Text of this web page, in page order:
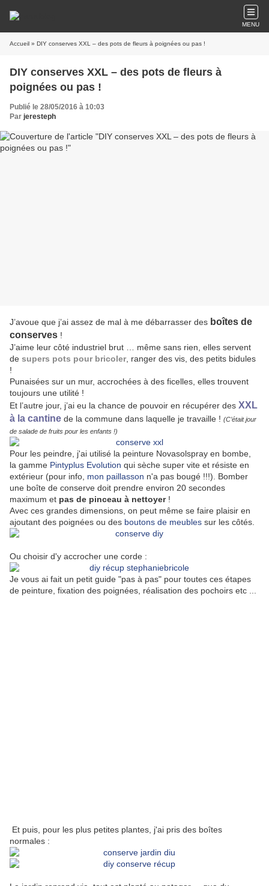
MENU
Accueil » DIY conserves XXL – des pots de fleurs à poignées ou pas !
DIY conserves XXL – des pots de fleurs à
poignées ou pas !
Publié le 28/05/2016 à 10:03
Par jeresteph
J’avoue que j’ai assez de mal à me débarrasser des boîtes de
conserves !
J’aime leur côté industriel brut … même sans rien, elles servent
de supers pots pour bricoler, ranger des vis, des petits bidules
!
Punaisées sur un mur, accrochées à des ficelles, elles trouvent
toujours une utilité !
Et l’autre jour, j’ai eu la chance de pouvoir en récupérer des XXL
à la cantine de la commune dans laquelle je travaille ! (C’était jour
de salade de fruits pour les enfants !)
Pour les peindre, j'ai utilisé la peinture Novasolspray en bombe,
la gamme Pintyplus Evolution qui sèche super vite et résiste en
extérieur (pour info, mon paillasson n'a pas bougé !!!). Bomber
une boîte de conserve doit prendre environ 20 secondes
maximum et pas de pinceau à nettoyer!
Avec ces grandes dimensions, on peut même se faire plaisir en
ajoutant des poignées ou des boutons de meubles sur les côtés.
Ou choisir d'y accrocher une corde :
Je vous ai fait un petit guide "pas à pas" pour toutes ces étapes
de peinture, fixation des poignées, réalisation des pochoirs etc ...
Et puis, pour les plus petites plantes, j'ai pris des boîtes
normales :